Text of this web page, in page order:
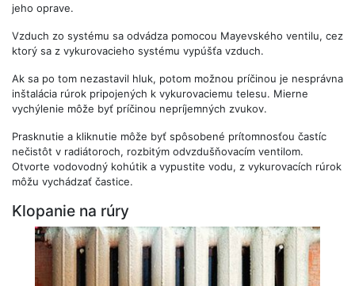
jeho oprave.
Vzduch zo systému sa odvádza pomocou Mayevského ventilu, cez
ktorý sa z vykurovacieho systému vypúšťa vzduch.
Ak sa po tom nezastavil hluk, potom možnou príčinou je nesprávna
inštalácia rúrok pripojených k vykurovaciemu telesu. Mierne
vychýlenie môže byť príčinou nepríjemných zvukov.
Prasknutie a kliknutie môže byť spôsobené prítomnosťou častíc
nečistôt v radiátoroch, rozbitým odvzdušňovacím ventilom.
Otvorte vodovodný kohútik a vypustite vodu, z vykurovacích rúrok
môžu vychádzať častice.
Klopanie na rúry